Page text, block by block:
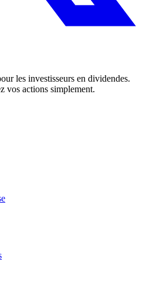
les investisseurs en dividendes.
vos actions simplement.